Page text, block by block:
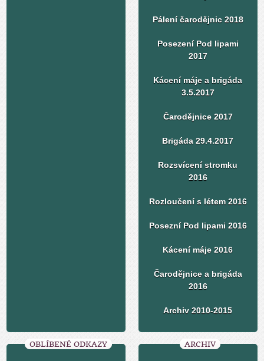
Pálení čarodějnic 2018
Posezení Pod lipami
2017
Kácení máje a brigáda
3.5.2017
Čarodějnice 2017
Brigáda 29.4.2017
Rozsvícení stromku
2016
Rozloučení s létem 2016
Posezní Pod lipami 2016
Kácení máje 2016
Čarodějnice a brigáda
2016
Archiv 2010-2015
OBLÍBENÉ ODKAZY ARCHIV